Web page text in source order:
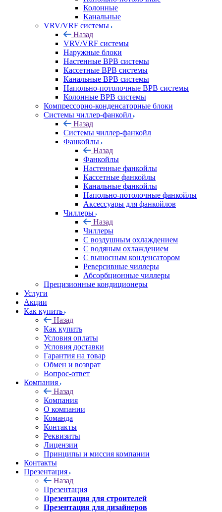
Колонные
Канальные
VRV/VRF системы
Назад
VRV/VRF системы
Наружные блоки
Настенные ВРВ системы
Кассетные ВРВ системы
Канальные ВРВ системы
Напольно-потолочные ВРВ системы
Колонные ВРВ системы
Компрессорно-конденсаторные блоки
Системы чиллер-фанкойл
Назад
Системы чиллер-фанкойл
Фанкойлы
Назад
Фанкойлы
Настенные фанкойлы
Кассетные фанкойлы
Канальные фанкойлы
Напольно-потолочные фанкойлы
Аксессуары для фанкойлов
Чиллеры
Назад
Чиллеры
С воздушным охлаждением
С водяным охлаждением
С выносным конденсатором
Реверсивные чиллеры
Абсорбционные чиллеры
Прецизионные кондиционеры
Услуги
Акции
Как купить
Назад
Как купить
Условия оплаты
Условия доставки
Гарантия на товар
Обмен и возврат
Вопрос-ответ
Компания
Назад
Компания
О компании
Команда
Контакты
Реквизиты
Лицензии
Принципы и миссия компании
Контакты
Презентация
Назад
Презентация
Презентация для строителей
Презентация для дизайнеров